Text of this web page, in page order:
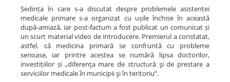
Ședința în care s-a discutat despre problemele asistenței
medicale primare s-a organizat cu ușile închise în această
după-amiază, iar post-factum a fost publicat un comunicat și
un scurt material video de introducere. Premierul a constatat,
astfel, că medicina primară se confruntă cu probleme
serioase, iar printre acestea se numără lipsa doctorilor,
investițiilor și „diferenţa mare de structură şi de prestare a
serviciilor medicale în municipii şi în teritoriu”.